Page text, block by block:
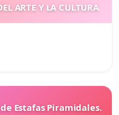
ARTE Y LA CULTURA
Estafas Piramidales.